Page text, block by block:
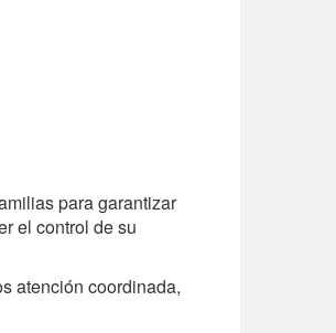
para garantizar
el control de su
atención coordinada,